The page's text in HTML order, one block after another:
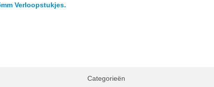
Verloopstukjes.
Categorieën